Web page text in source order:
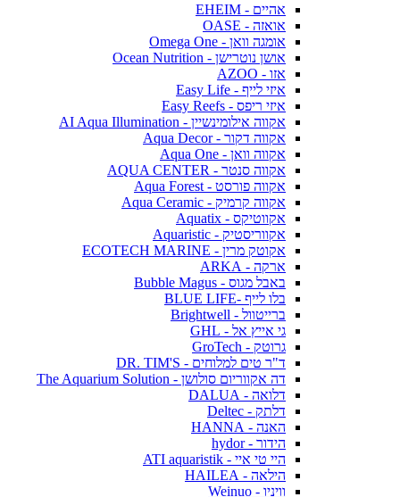
אהיים - EHEIM
אואזה - OASE
אומגה וואן - Omega One
אושן נוטרישן - Ocean Nutrition
אזו - AZOO
איזי לייף - Easy Life
איזי ריפס - Easy Reefs
אקווה אילומינשיין - AI Aqua Illumination
אקווה דקור - Aqua Decor
אקווה וואן - Aqua One
אקווה סנטר - AQUA CENTER
אקווה פורסט - Aqua Forest
אקווה קרמיק - Aqua Ceramic
אקווטיקס - Aquatix
אקווריסטיק - Aquaristic
אקוטק מרין - ECOTECH MARINE
ארקה - ARKA
באבל מגוס - Bubble Magus
בלו לייף -BLUE LIFE
ברייטוול - Brightwell
גי אייץ אל - GHL
גרוטק - GroTech
ד"ר טים למלוחים - DR. TIM'S
דה אקווריום סולושן - The Aquarium Solution
דלואה - DALUA
דלתק - Deltec
האנה - HANNA
הידור - hydor
היי טי איי - ATI aquaristik
הילאה - HAILEA
וויניו - Weinuo